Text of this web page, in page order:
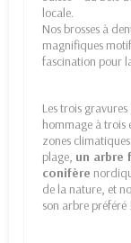
locale.
Nos brosses à
magnifiques
fascination pour
Les trois
hommage à trois
zones
plage, un arbre
conifère
de la nature, et
son arbre préféré !